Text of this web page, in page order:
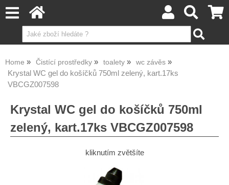
Home Čistící prostředky toalety wc závěs
Krystal WC gel do košíčků 750ml zelený, kart.17ks
VBCGZ007598
Krystal WC gel do košíčků 750ml
zelený, kart.17ks VBCGZ007598
kliknutím zvětšíte